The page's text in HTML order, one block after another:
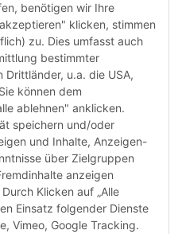
dass
benötigen wir Ihre
klicken, stimmen
zu. Dies umfasst auch
bestimmter
u.a. die USA,
können dem
ablehnen" anklicken.
speichern und/oder
und Inhalte, Anzeigen-
über Zielgruppen
anzeigen
Klicken auf „Alle
Einsatz folgender Dienste
Vimeo, Google Tracking.